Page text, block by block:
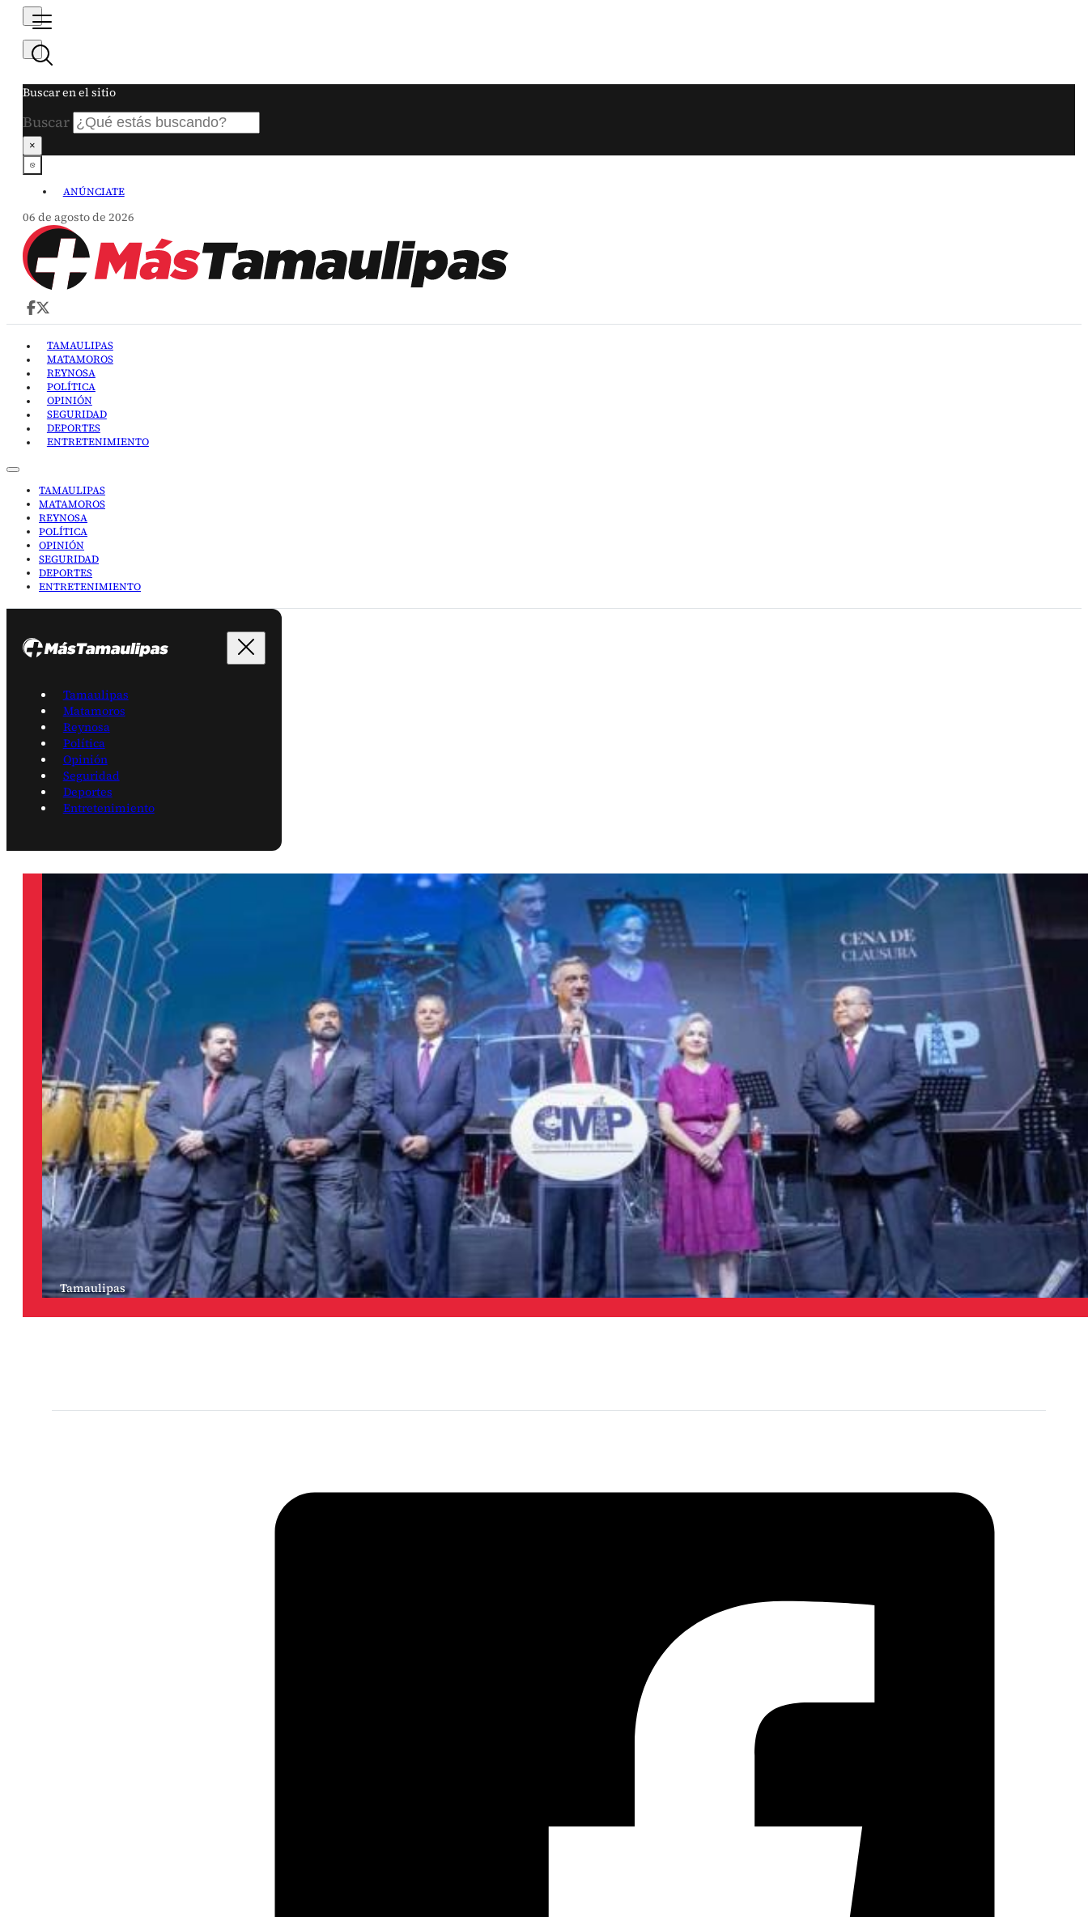
Buscar en el sitio
Buscar
×
ANÚNCIATE
06 de agosto de 2026
TAMAULIPAS
MATAMOROS
REYNOSA
POLÍTICA
OPINIÓN
SEGURIDAD
DEPORTES
ENTRETENIMIENTO
TAMAULIPAS
MATAMOROS
REYNOSA
POLÍTICA
OPINIÓN
SEGURIDAD
DEPORTES
ENTRETENIMIENTO
Tamaulipas
Matamoros
Reynosa
Política
Opinión
Seguridad
Deportes
Entretenimiento
Tamaulipas